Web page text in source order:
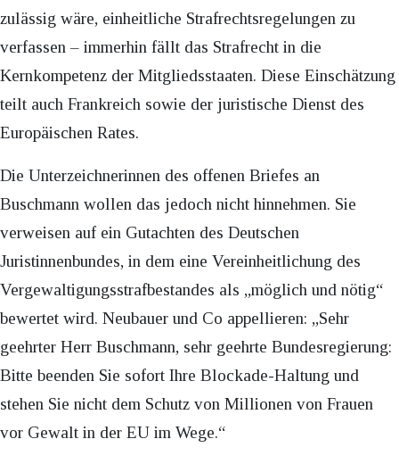
zulässig wäre, einheitliche Strafrechtsregelungen zu
verfassen – immerhin fällt das Strafrecht in die
Kernkompetenz der Mitgliedsstaaten. Diese Einschätzung
teilt auch Frankreich sowie der juristische Dienst des
Europäischen Rates.
Die Unterzeichnerinnen des offenen Briefes an
Buschmann wollen das jedoch nicht hinnehmen. Sie
verweisen auf ein Gutachten des Deutschen
Juristinnenbundes, in dem eine Vereinheitlichung des
Vergewaltigungsstrafbestandes als „möglich und nötig“
bewertet wird. Neubauer und Co appellieren: „Sehr
geehrter Herr Buschmann, sehr geehrte Bundesregierung:
Bitte beenden Sie sofort Ihre Blockade-Haltung und
stehen Sie nicht dem Schutz von Millionen von Frauen
vor Gewalt in der EU im Wege.“